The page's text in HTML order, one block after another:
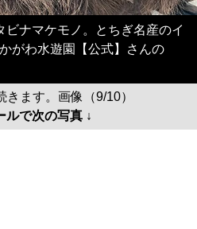
ナマケモノ。とちぎ名産のイ
がわ水遊園【公式】さんの
きます。画像（9/10）
ルで次の写真 ↓